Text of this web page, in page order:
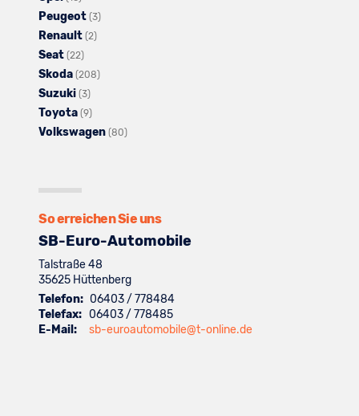
Nissan
anzeigen
von
Omoda
Fahrzeuge
von
Opel
anzeigen
Peugeot (3)
Renault (2)
von
Seat (22)
Fahrzeuge
von
Seat
anzeigen
Skoda (208)
Skoda
Suzuki (3)
Fahrzeuge
von
Toyota (9)
Fahrzeuge
Volkswagen (80)
So erreichen Sie uns
SB-Euro-Automobile
Talstraße 48
35625 Hüttenberg
Telefon: 06403 / 778484
Telefax: 06403 / 778485
E-Mail:
sb-euroautomobile@t-online.de